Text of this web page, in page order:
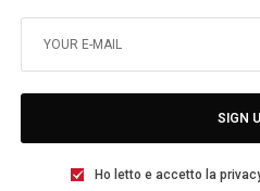
SIGN
Ho letto e accetto la